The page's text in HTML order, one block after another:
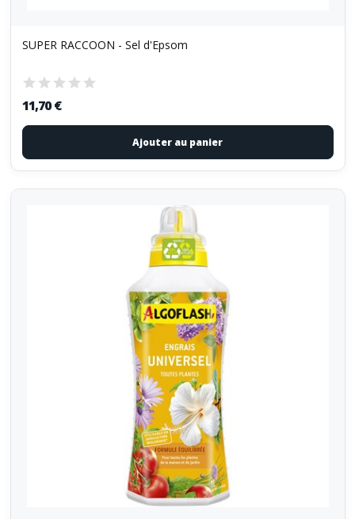
SUPER RACCOON - Sel d'Epsom
11,70 €
Ajouter au panier